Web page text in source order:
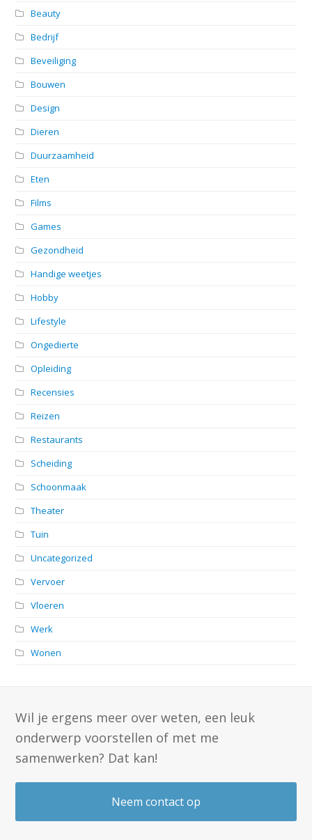
Beauty
Bedrijf
Beveiliging
Bouwen
Design
Dieren
Duurzaamheid
Eten
Films
Games
Gezondheid
Handige weetjes
Hobby
Lifestyle
Ongedierte
Opleiding
Recensies
Reizen
Restaurants
Scheiding
Schoonmaak
Theater
Tuin
Uncategorized
Vervoer
Vloeren
Werk
Wonen
Wil je ergens meer over weten, een leuk
onderwerp voorstellen of met me
samenwerken? Dat kan!
Neem contact op